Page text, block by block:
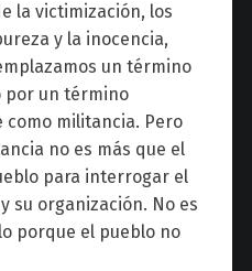
la victimización, los
y la inocencia,
un término
por un término
militancia. Pero
no es más que el
para interrogar el
su organización. No es
porque el pueblo no